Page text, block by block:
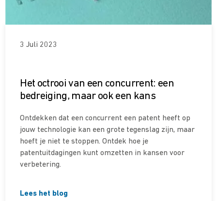
3 Juli 2023
Het octrooi van een concurrent: een
bedreiging, maar ook een kans
Ontdekken dat een concurrent een patent heeft op
jouw technologie kan een grote tegenslag zijn, maar
hoeft je niet te stoppen. Ontdek hoe je
patentuitdagingen kunt omzetten in kansen voor
verbetering.
Lees het blog